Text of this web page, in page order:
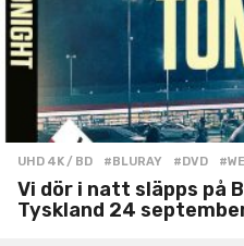
UHD 4K / BD #BLURAY ,#DVD ,
Vi dör i natt släpps på
Tyskland 24